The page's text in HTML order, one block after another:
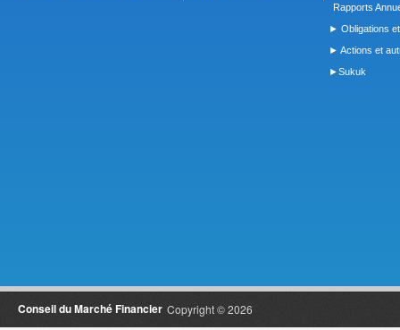
Rapports
► Obligations
► Actions et
►Sukuk
Copyright © 2026
Conseil du Marché Financier